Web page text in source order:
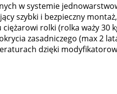
w systemie
szybki i bezpieczny montaż,
rolki (rolka waży 30
zasadniczego (max 2
dzięki